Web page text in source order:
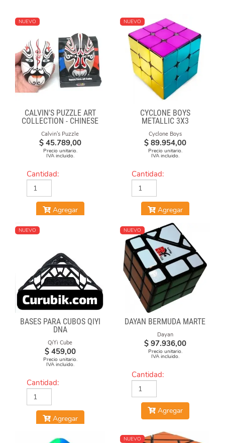
NUEVO
CALVIN'S PUZZLE ART
COLLECTION - CHINESE
OPERA FACE-OFF CUBE
(BLACK & WHITE MASKS)
Calvin's Puzzle
$ 45.789,00
Precio unitario.
IVA incluido.
Cantidad:
Agregar
NUEVO
CYCLONE BOYS
METALLIC 3X3
MAGNETICO MACARON
Cyclone Boys
$ 89.954,00
Precio unitario.
IVA incluido.
Cantidad:
Agregar
NUEVO
BASES PARA CUBOS QIYI
DNA
QiYi Cube
$ 459,00
Precio unitario.
IVA incluido.
Cantidad:
Agregar
NUEVO
DAYAN BERMUDA MARTE
Dayan
$ 97.936,00
Precio unitario.
IVA incluido.
Cantidad:
Agregar
NUEVO